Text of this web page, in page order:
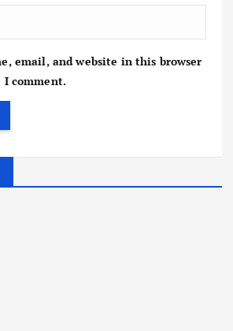
email, and website in this browser
comment.